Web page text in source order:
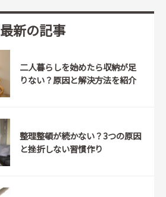
最新の記事
二人暮らしを始めたら収納が足
りない？原因と解決方法を紹介
整理整頓が続かない？3つの原因
と挫折しない習慣作り